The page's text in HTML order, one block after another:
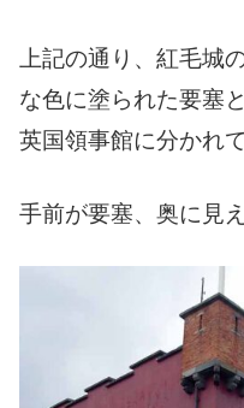
上記の通り、紅毛城
な色に塗られた要塞
英国領事館に分かれて
手前が要塞、奥に見